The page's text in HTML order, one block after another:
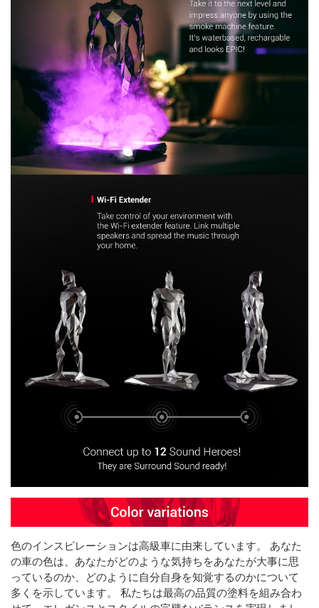
色のインスピレーションは高級車に由来しています。 あなた
の車の色は、あなたがどのような気持ちをあなたが大事に思
っているのか、どのように自分自身を知覚するのかについて
多くを示しています。 私たちは最高の品質の塗料を組み合わ